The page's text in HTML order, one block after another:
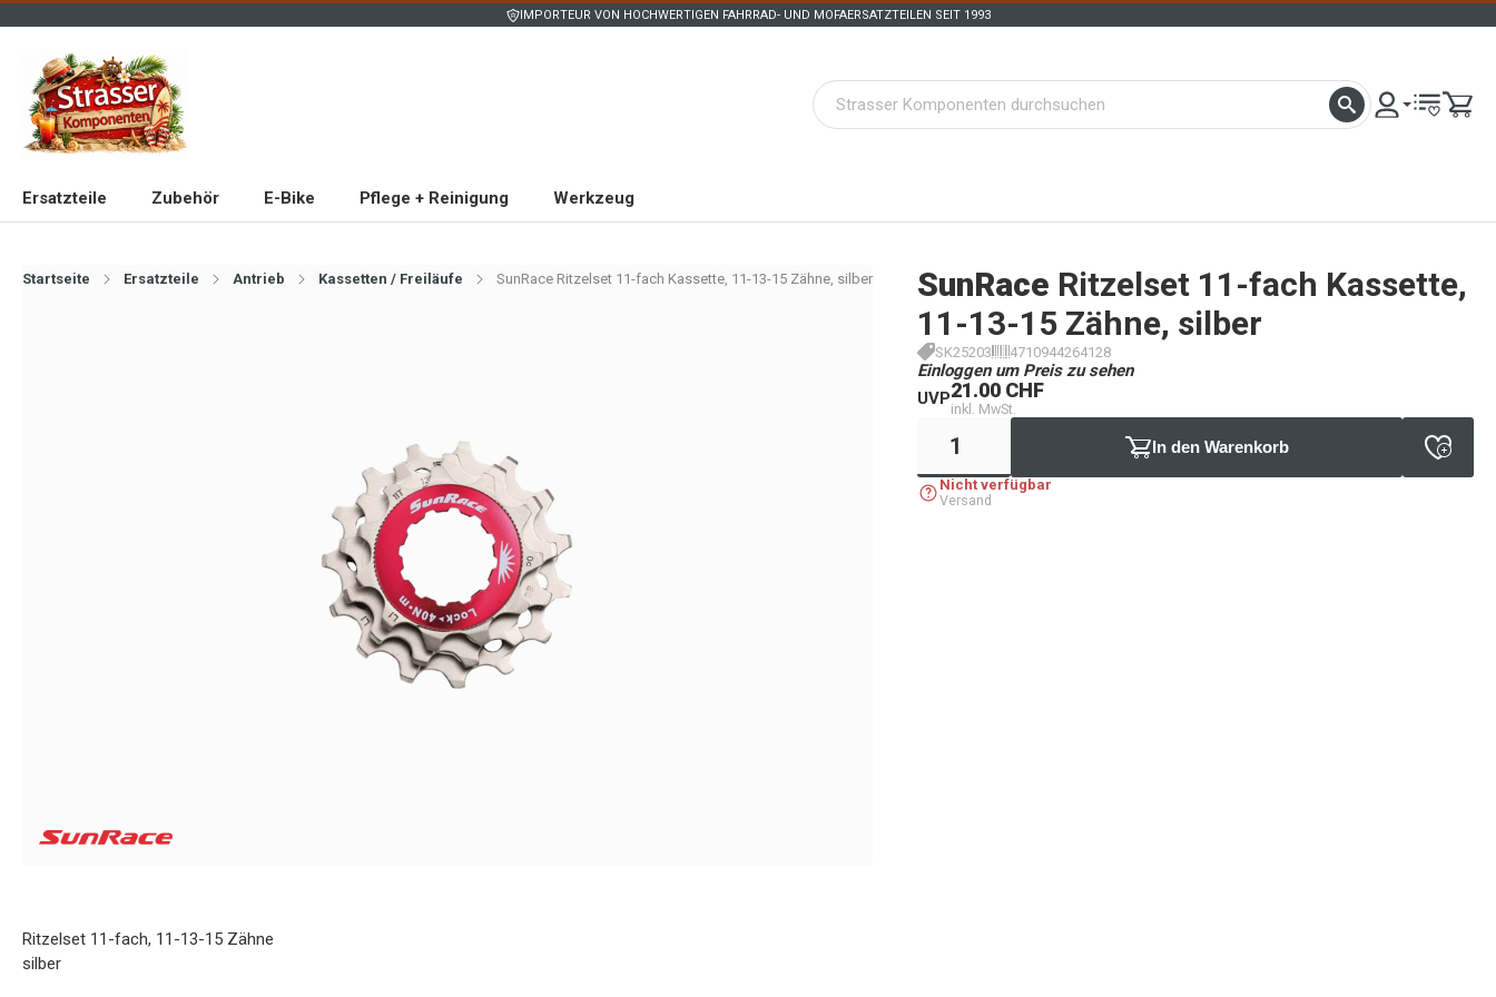
IMPORTEUR VON HOCHWERTIGEN FAHRRAD- UND MOFAERSATZTEILEN SEIT 1993
Ersatzteile Zubehör E-Bike Pflege + Reinigung Werkzeug
Startseite Ersatzteile Antrieb Kassetten / Freiläufe SunRace Ritzelset 11-fach Kassette, 11-13-15 Zähne, silber SunRace Ritzelset 11-fach Kassette,
11-13-15 Zähne, silber
SK25203 4710944264128
Einloggen um Preis zu sehen
UVP21.00 CHF
inkl. MwSt.
In den Warenkorb
Nicht verfügbar
Versand
Ritzelset 11-fach, 11-13-15 Zähne
silber